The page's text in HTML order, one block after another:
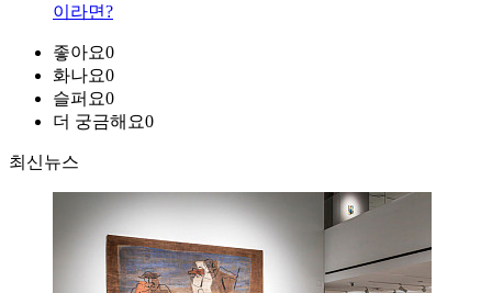
이라면?
좋아요0
화나요0
슬퍼요0
더 궁금해요0
최신뉴스